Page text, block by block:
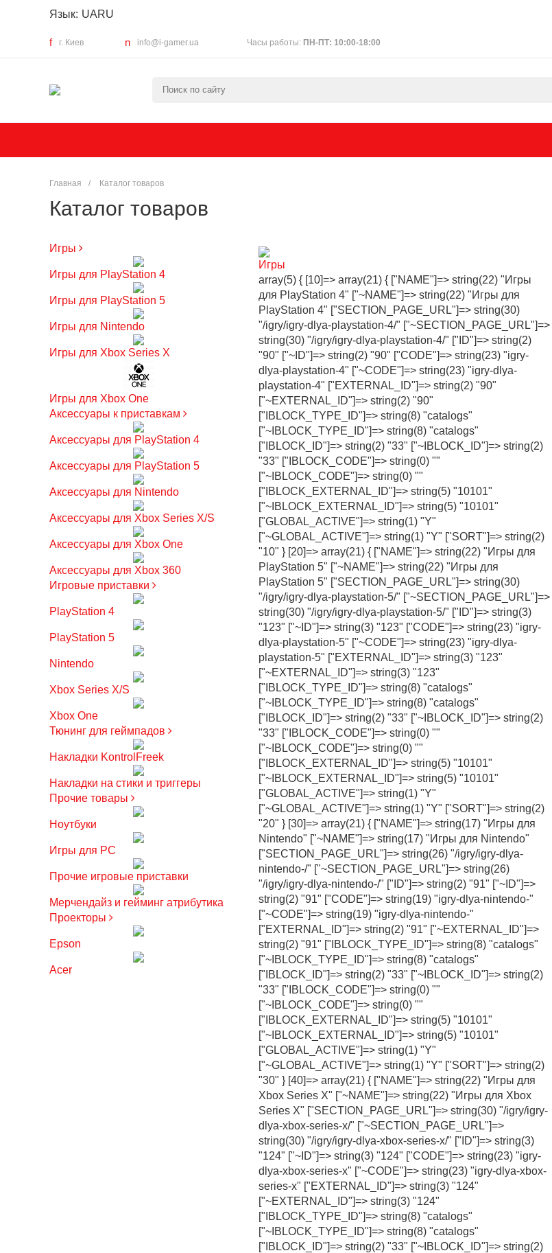
Язык: UARU
г. Киев info@i-gamer.ua Часы работы: ПН-ПТ: 10:00-18:00
Главная / Каталог товаров
Каталог товаров
Игры
Игры для PlayStation 4
Игры для PlayStation 5
Игры для Nintendo
Игры для Xbox Series X
Игры для Xbox One
Аксессуары к приставкам
Аксессуары для PlayStation 4
Аксессуары для PlayStation 5
Аксессуары для Nintendo
Аксессуары для Xbox Series X/S
Аксессуары для Xbox One
Аксессуары для Xbox 360
Игровые приставки
PlayStation 4
PlayStation 5
Nintendo
Xbox Series X/S
Xbox One
Тюнинг для геймпадов
Накладки KontrolFreek
Накладки на стики и триггеры
Прочие товары
Ноутбуки
Игры для PC
Прочие игровые приставки
Мерчендайз и гейминг атрибутика
Проекторы
Epson
Acer
Игры
array(5) { [10]=> array(21) { ["NAME"]=> string(22) "Игры
для PlayStation 4" ["~NAME"]=> string(22) "Игры для
PlayStation 4" ["SECTION_PAGE_URL"]=> string(30)
"/igry/igry-dlya-playstation-4/" ["~SECTION_PAGE_URL"]=>
string(30) "/igry/igry-dlya-playstation-4/" ["ID"]=> string(2)
"90" ["~ID"]=> string(2) "90" ["CODE"]=> string(23) "igry-
dlya-playstation-4" ["~CODE"]=> string(23) "igry-dlya-
playstation-4" ["EXTERNAL_ID"]=> string(2) "90"
["~EXTERNAL_ID"]=> string(2) "90"
["IBLOCK_TYPE_ID"]=> string(8) "catalogs"
["~IBLOCK_TYPE_ID"]=> string(8) "catalogs"
["IBLOCK_ID"]=> string(2) "33" ["~IBLOCK_ID"]=> string(2)
"33" ["IBLOCK_CODE"]=> string(0) ""
["~IBLOCK_CODE"]=> string(0) ""
["IBLOCK_EXTERNAL_ID"]=> string(5) "10101"
["~IBLOCK_EXTERNAL_ID"]=> string(5) "10101"
["GLOBAL_ACTIVE"]=> string(1) "Y"
["~GLOBAL_ACTIVE"]=> string(1) "Y" ["SORT"]=> string(2)
"10" } [20]=> array(21) { ["NAME"]=> string(22) "Игры для
PlayStation 5" ["~NAME"]=> string(22) "Игры для
PlayStation 5" ["SECTION_PAGE_URL"]=> string(30)
"/igry/igry-dlya-playstation-5/" ["~SECTION_PAGE_URL"]=>
string(30) "/igry/igry-dlya-playstation-5/" ["ID"]=> string(3)
"123" ["~ID"]=> string(3) "123" ["CODE"]=> string(23) "igry-
dlya-playstation-5" ["~CODE"]=> string(23) "igry-dlya-
playstation-5" ["EXTERNAL_ID"]=> string(3) "123"
["~EXTERNAL_ID"]=> string(3) "123"
["IBLOCK_TYPE_ID"]=> string(8) "catalogs"
["~IBLOCK_TYPE_ID"]=> string(8) "catalogs"
["IBLOCK_ID"]=> string(2) "33" ["~IBLOCK_ID"]=> string(2)
"33" ["IBLOCK_CODE"]=> string(0) ""
["~IBLOCK_CODE"]=> string(0) ""
["IBLOCK_EXTERNAL_ID"]=> string(5) "10101"
["~IBLOCK_EXTERNAL_ID"]=> string(5) "10101"
["GLOBAL_ACTIVE"]=> string(1) "Y"
["~GLOBAL_ACTIVE"]=> string(1) "Y" ["SORT"]=> string(2)
"20" } [30]=> array(21) { ["NAME"]=> string(17) "Игры для
Nintendo" ["~NAME"]=> string(17) "Игры для Nintendo"
["SECTION_PAGE_URL"]=> string(26) "/igry/igry-dlya-
nintendo-/" ["~SECTION_PAGE_URL"]=> string(26)
"/igry/igry-dlya-nintendo-/" ["ID"]=> string(2) "91" ["~ID"]=>
string(2) "91" ["CODE"]=> string(19) "igry-dlya-nintendo-"
["~CODE"]=> string(19) "igry-dlya-nintendo-"
["EXTERNAL_ID"]=> string(2) "91" ["~EXTERNAL_ID"]=>
string(2) "91" ["IBLOCK_TYPE_ID"]=> string(8) "catalogs"
["~IBLOCK_TYPE_ID"]=> string(8) "catalogs"
["IBLOCK_ID"]=> string(2) "33" ["~IBLOCK_ID"]=> string(2)
"33" ["IBLOCK_CODE"]=> string(0) ""
["~IBLOCK_CODE"]=> string(0) ""
["IBLOCK_EXTERNAL_ID"]=> string(5) "10101"
["~IBLOCK_EXTERNAL_ID"]=> string(5) "10101"
["GLOBAL_ACTIVE"]=> string(1) "Y"
["~GLOBAL_ACTIVE"]=> string(1) "Y" ["SORT"]=> string(2)
"30" } [40]=> array(21) { ["NAME"]=> string(22) "Игры для
Xbox Series X" ["~NAME"]=> string(22) "Игры для Xbox
Series X" ["SECTION_PAGE_URL"]=> string(30) "/igry/igry-
dlya-xbox-series-x/" ["~SECTION_PAGE_URL"]=>
string(30) "/igry/igry-dlya-xbox-series-x/" ["ID"]=> string(3)
"124" ["~ID"]=> string(3) "124" ["CODE"]=> string(23) "igry-
dlya-xbox-series-x" ["~CODE"]=> string(23) "igry-dlya-xbox-
series-x" ["EXTERNAL_ID"]=> string(3) "124"
["~EXTERNAL_ID"]=> string(3) "124"
["IBLOCK_TYPE_ID"]=> string(8) "catalogs"
["~IBLOCK_TYPE_ID"]=> string(8) "catalogs"
["IBLOCK_ID"]=> string(2) "33" ["~IBLOCK_ID"]=> string(2)